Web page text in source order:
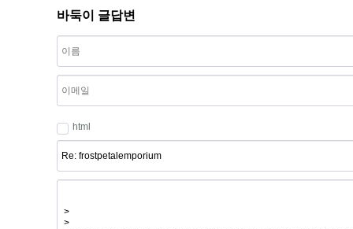
바둑이 글답변
html